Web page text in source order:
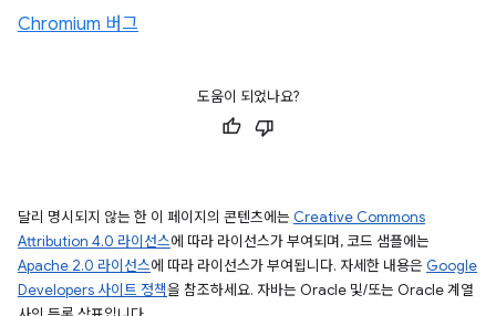
Chromium 버그
도움이 되었나요?
달리 명시되지 않는 한 이 페이지의 콘텐츠에는 Creative Commons
Attribution 4.0 라이선스에 따라 라이선스가 부여되며, 코드 샘플에는
Apache 2.0 라이선스에 따라 라이선스가 부여됩니다. 자세한 내용은 Google
Developers 사이트 정책을 참조하세요. 자바는 Oracle 및/또는 Oracle 계열